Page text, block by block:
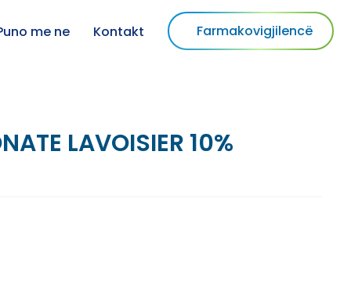
me ne Kontakt Farmakovigjilencë
LAVOISIER 10%